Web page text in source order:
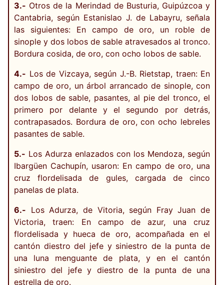
3.- Otros de la Merindad de Busturia, Guipúzcoa y
Cantabria, según Estanislao J. de Labayru, señala
las siguientes: En campo de oro, un roble de
sinople y dos lobos de sable atravesados al tronco.
Bordura cosida, de oro, con ocho lobos de sable.
4.- Los de Vizcaya, según J.-B. Rietstap, traen: En
campo de oro, un árbol arrancado de sinople, con
dos lobos de sable, pasantes, al pie del tronco, el
primero por delante y el segundo por detrás,
contrapasados. Bordura de oro, con ocho lebreles
pasantes de sable.
5.- Los Adurza enlazados con los Mendoza, según
Ibargüen Cachupín, usaron: En campo de oro, una
cruz flordelisada de gules, cargada de cinco
panelas de plata.
6.- Los Adurza, de Vitoria, según Fray Juan de
Victoria, traen: En campo de azur, una cruz
flordelisada y hueca de oro, acompañada en el
cantón diestro del jefe y siniestro de la punta de
una luna menguante de plata, y en el cantón
siniestro del jefe y diestro de la punta de una
estrella de oro.